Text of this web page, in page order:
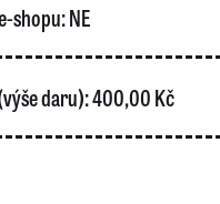
shopu:NE
daru):400,00 Kč